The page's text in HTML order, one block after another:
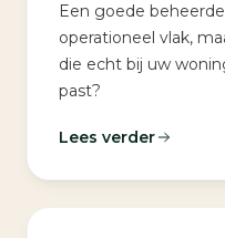
Een goede
operationeel vlak,
die echt bij uw
past?
Lees verder